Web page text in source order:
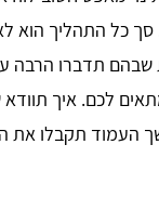
כל התהליך הוא
תדברו הרבה
לכם. איך תוודא
העמוד תקבלו את